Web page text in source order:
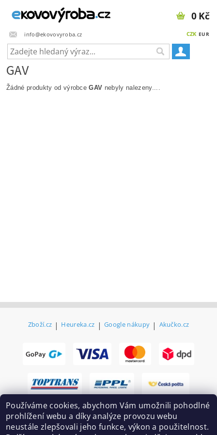
info@ekovovyroba.cz CZK EUR
0 Kč
GAV
Žádné produkty od výrobceGAV nebyly nalezeny....
Zboží.cz | Heureka.cz | Google nákupy | Akučko.cz
Používáme cookies, abychom Vám umožnili pohodlné
prohlížení webu a díky analýze provozu webu
neustále zlepšovali jeho funkce, výkon a použitelnost.